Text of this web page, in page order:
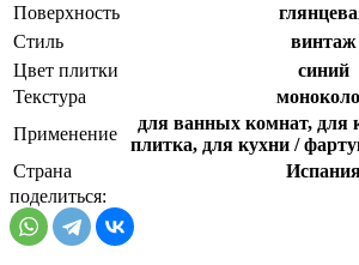
Поверхность
Стиль
винтаж
Цвет плитки
синий
Текстура
Применение
для ванных комнат, для
плитка, для кухни /
Страна
поделиться: